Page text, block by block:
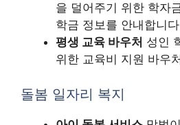
을 덜어주기 위한 학자
학금 정보를 안내합니
평생 교육 바우처 성인
위한 교육비 지원 바우
돌봄 일자리 복지